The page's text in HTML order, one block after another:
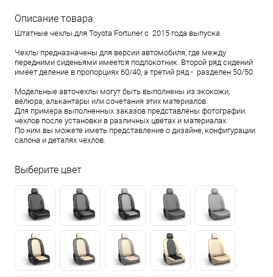
Описание товара:
Штатные чехлы для Toyota Fortuner с 2015 года выпуска.
Чехлы предназначены для версии автомобиля, где между
передними сиденьями имеется подлокотник. Второй ряд сидений
имеет деление в пропорциях 60/40, а третий ряд - разделен 50/50.
Модельные авточехлы могут быть выполнены из экокожи,
велюра, алькантары или сочетания этих материалов.
Для примера выполненных заказов представлены фотографии
чехлов после установки в различных цветах и материалах.
По ним вы можете иметь представление о дизайне, конфигурации
салона и деталях чехлов.
Выберите цвет